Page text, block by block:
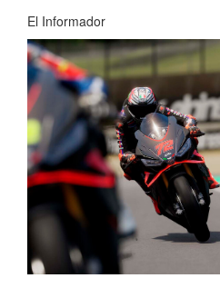
El Informador